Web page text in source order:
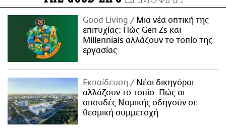
Good Living
Μια νέα οπτική της
επιτυχίας: Πώς Gen Zs και
Millennials αλλάζουν το τοπίο της
εργασίας
Εκπαίδευση
Νέοι δικηγόροι
αλλάζουν το τοπίο: Πώς οι
σπουδές Νομικής οδηγούν σε
θεσμική συμμετοχή